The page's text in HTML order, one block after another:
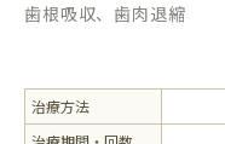
歯根吸収、歯肉退縮
治療方法